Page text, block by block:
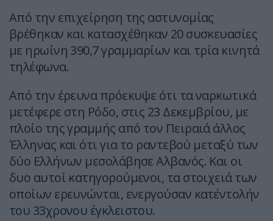
Από την επιχείρηση της αστυνομίας
βρέθηκαν και κατασχέθηκαν 20 συσκευασίες
με ηρωίνη 390,7 γραμμαρίων και τρία κινητά
τηλέφωνα.
Από την έρευνα πρόεκυψε ότι τα ναρκωτικά
μετέφερε στη Ρόδο, στις 23 Δεκεμβρίου, με
πλοίο της γραμμής από τον Πειραιά άλλος
Έλληνας και ότι για το ραντεβού μεταξύ των
δύο Ελλήνων μεσολάβησε Αλβανός. Και οι
δυο αυτοί κατηγορούμενοι, τα στοιχειά των
οποίων ερευνώνται, ενεργούσαν κατ΄εντολήν
του 33χρονου έγκλειστου.